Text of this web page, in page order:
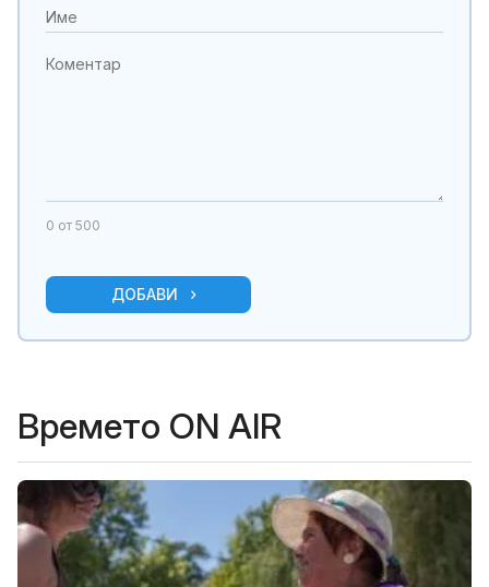
0 от 500
ДОБАВИ
Времето ON AIR